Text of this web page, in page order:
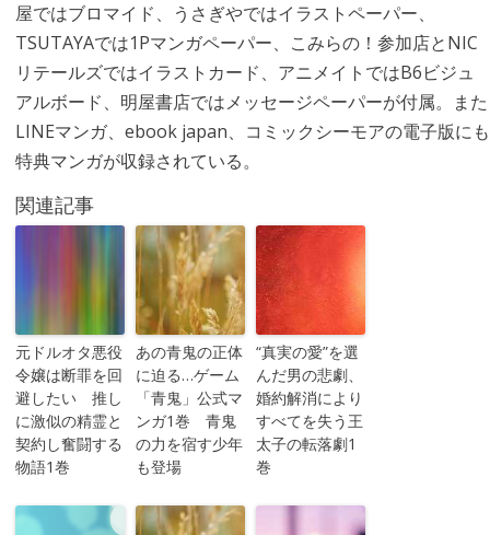
屋ではブロマイド、うさぎやではイラストペーパー、
TSUTAYAでは1Pマンガペーパー、こみらの！参加店とNIC
リテールズではイラストカード、アニメイトではB6ビジュ
アルボード、明屋書店ではメッセージペーパーが付属。また
LINEマンガ、ebook japan、コミックシーモアの電子版にも
特典マンガが収録されている。
関連記事
元ドルオタ悪役
令嬢は断罪を回
避したい 推し
に激似の精霊と
契約し奮闘する
物語1巻
あの青鬼の正体
に迫る…ゲーム
「青鬼」公式マ
ンガ1巻 青鬼
の力を宿す少年
も登場
“真実の愛”を選
んだ男の悲劇、
婚約解消により
すべてを失う王
太子の転落劇1
巻